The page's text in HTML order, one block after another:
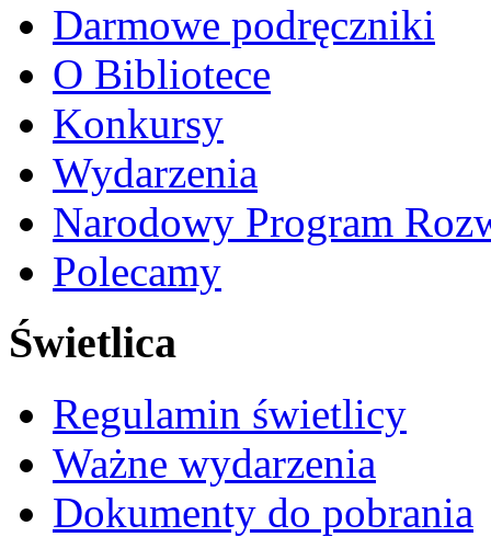
Darmowe podręczniki
O Bibliotece
Konkursy
Wydarzenia
Narodowy Program
Polecamy
Świetlica
Regulamin świetlicy
Ważne wydarzenia
Dokumenty do pobrania